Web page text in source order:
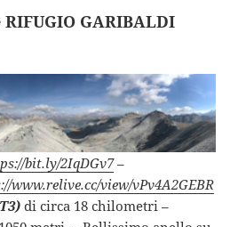
GARIBALDI
bit.ly/2IqDGv7–
www.relive.cc/view/vPv4A2GEBR
di circa 18 chilometri –